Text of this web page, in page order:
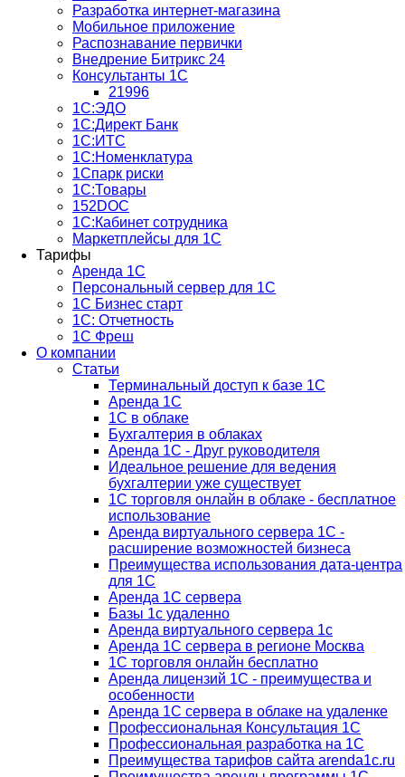
Разработка интернет-магазина
Мобильное приложение
Распознавание первички
Внедрение Битрикс 24
Консультанты 1С
21996
1С:ЭДО
1С:Директ Банк
1С:ИТС
1С:Номенклатура
1Спарк риски
1С:Товары
152DOC
1С:Кабинет сотрудника
Маркетплейсы для 1С
Тарифы
Аренда 1С
Персональный сервер для 1С
1С Бизнес старт
1С: Отчетность
1C Фреш
О компании
Статьи
Терминальный доступ к базе 1С
Аренда 1С
1С в облаке
Бухгалтерия в облаках
Аренда 1С - Друг руководителя
Идеальное решение для ведения
бухгалтерии уже существует
1С торговля онлайн в облаке - бесплатное
использование
Аренда виртуального сервера 1С -
расширение возможностей бизнеса
Преимущества использования дата-центра
для 1С
Аренда 1С сервера
Базы 1с удаленно
Аренда виртуального сервера 1с
Аренда 1С сервера в регионе Москва
1С торговля онлайн бесплатно
Аренда лицензий 1С - преимущества и
особенности
Аренда 1С сервера в облаке на удаленке
Профессиональная Консультация 1С
Профессиональная разработка на 1С
Преимущества тарифов сайта arenda1c.ru